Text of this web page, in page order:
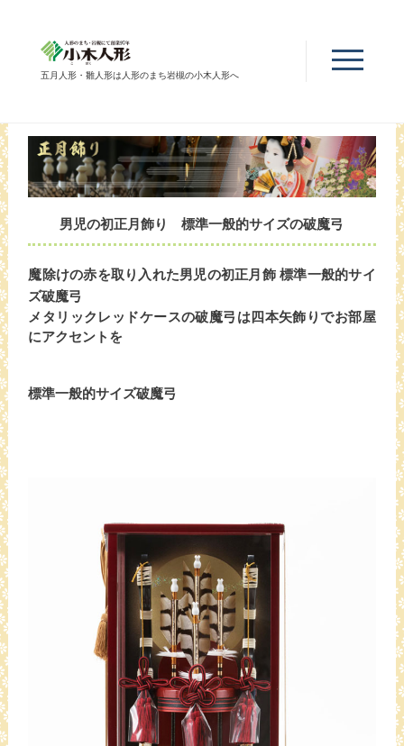
五月人形・雛人形は人形のまち岩槻の小木人形へ
男児の初正月飾り 標準一般的サイズの破魔弓
魔除けの赤を取り入れた男児の初正月飾 標準一般的サイ
ズ破魔弓
メタリックレッドケースの破魔弓は四本矢飾りでお部屋
にアクセントを
標準一般的サイズ破魔弓